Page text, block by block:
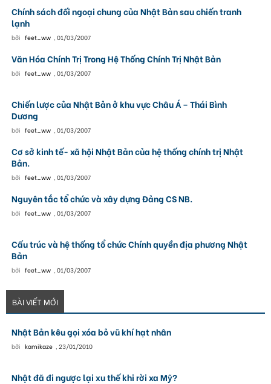
Chính sách đối ngoại chung của Nhật Bản sau chiến tranh
lạnh
bởi feet_ww , 01/03/2007
Văn Hóa Chính Trị Trong Hệ Thống Chính Trị Nhật Bản
bởi feet_ww , 01/03/2007
Chiến lược của Nhật Bản ở khu vực Châu Á – Thái Bình
Dương
bởi feet_ww , 01/03/2007
Cơ sở kinh tế- xã hội Nhật Bản của hệ thống chính trị Nhật
Bản.
bởi feet_ww , 01/03/2007
Nguyên tắc tổ chức và xây dựng Đảng CS NB.
bởi feet_ww , 01/03/2007
Cấu trúc và hệ thống tổ chức Chính quyền địa phương Nhật
Bản
bởi feet_ww , 01/03/2007
BÀI VIẾT MỚI
Nhật Bản kêu gọi xóa bỏ vũ khí hạt nhân
bởi kamikaze , 23/01/2010
Nhật đã đi ngược lại xu thế khi rời xa Mỹ?